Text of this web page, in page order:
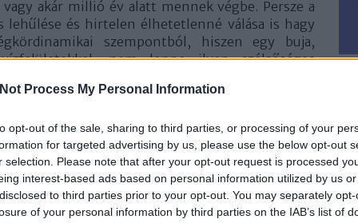
Process My Personal Information
opt-out of the sale, sharing to third parties, or processing of your
for targeted advertising by us, please use the below opt-out
selection. Please note that after your opt-out request is processed
interest-based ads based on personal information utilized by us
to third parties prior to your opt-out. You may separately
of your personal information by third parties on the IAB’s list of
akár millió év alatt mennek végbe. Persze a
lehűlése és hirtelen élhetetlenné válása is hagy
szempontból, hiszen egy buja,
nem lenne ilyen szélsőséges
a túlélés fizikai kihívásait is leegyszerűsíti,
jelent akadályt. Bár a látványvilág bizonyos
bizony arra jutottunk, hogy a legnagyobb baj a
hanem a cselekmény teljes
a film kapcsán értékelni és elmékelni valót a
annakhosszabb, jobb patronálói verziójában. S
L. Ron Hubbardhoz és a Szcientológiához? Ez